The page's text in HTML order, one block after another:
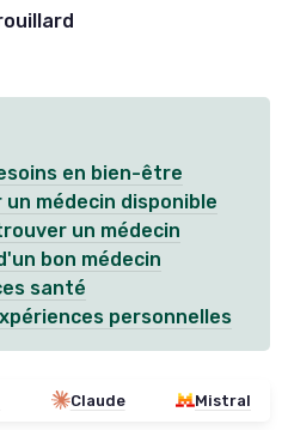
en bien-être
médecin disponible
un médecin
bon médecin
santé
personnelles
Claude Mistral